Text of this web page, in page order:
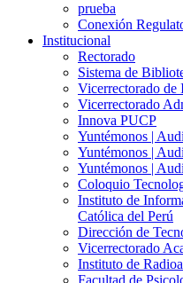
prueba
Conexión
Institucional
Rectorado
Sistema de
Vicerrectorado de
Vicerrectorado
Innova PUCP
Yuntémonos |
Yuntémonos |
Yuntémonos |
Coloquio
Instituto de
Católica del Perú
Dirección de
Vicerrectorado
Instituto de
Facultad de